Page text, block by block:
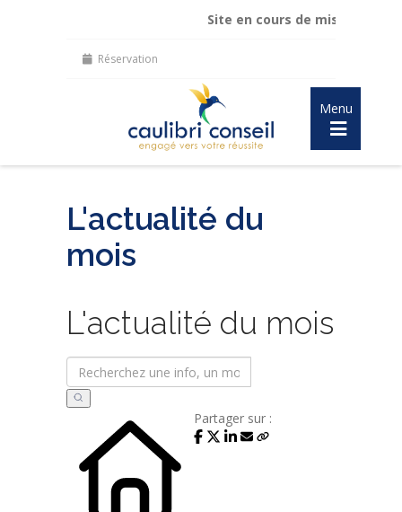
Site en cours de mise à jour :
Réservation
Menu
L'actualité du
mois
L'actualité du mois
Partager sur :